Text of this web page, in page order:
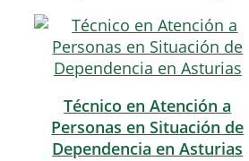
Técnico en Atención a
Personas en Situación de
Dependencia en Asturias